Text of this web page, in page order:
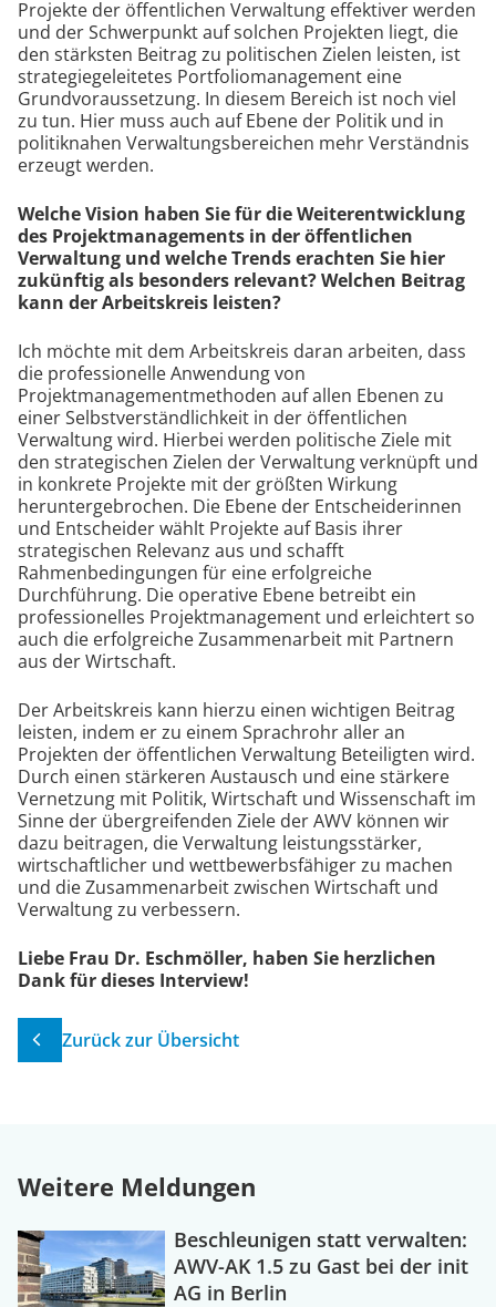
Projekte der öffentlichen Verwaltung effektiver werden
und der Schwerpunkt auf solchen Projekten liegt, die
den stärksten Beitrag zu politischen Zielen leisten, ist
strategiegeleitetes Portfoliomanagement eine
Grundvoraussetzung. In diesem Bereich ist noch viel
zu tun. Hier muss auch auf Ebene der Politik und in
politiknahen Verwaltungsbereichen mehr Verständnis
erzeugt werden.
Welche Vision haben Sie für die Weiterentwicklung
des Projektmanagements in der öffentlichen
Verwaltung und welche Trends erachten Sie hier
zukünftig als besonders relevant? Welchen Beitrag
kann der Arbeitskreis leisten?
Ich möchte mit dem Arbeitskreis daran arbeiten, dass
die professionelle Anwendung von
Projektmanagementmethoden auf allen Ebenen zu
einer Selbstverständlichkeit in der öffentlichen
Verwaltung wird. Hierbei werden politische Ziele mit
den strategischen Zielen der Verwaltung verknüpft und
in konkrete Projekte mit der größten Wirkung
heruntergebrochen. Die Ebene der Entscheiderinnen
und Entscheider wählt Projekte auf Basis ihrer
strategischen Relevanz aus und schafft
Rahmenbedingungen für eine erfolgreiche
Durchführung. Die operative Ebene betreibt ein
professionelles Projektmanagement und erleichtert so
auch die erfolgreiche Zusammenarbeit mit Partnern
aus der Wirtschaft.
Der Arbeitskreis kann hierzu einen wichtigen Beitrag
leisten, indem er zu einem Sprachrohr aller an
Projekten der öffentlichen Verwaltung Beteiligten wird.
Durch einen stärkeren Austausch und eine stärkere
Vernetzung mit Politik, Wirtschaft und Wissenschaft im
Sinne der übergreifenden Ziele der AWV können wir
dazu beitragen, die Verwaltung leistungsstärker,
wirtschaftlicher und wettbewerbsfähiger zu machen
und die Zusammenarbeit zwischen Wirtschaft und
Verwaltung zu verbessern.
Liebe Frau Dr. Eschmöller, haben Sie herzlichen
Dank für dieses Interview!
Zurück zur Übersicht
Weitere Meldungen
Beschleunigen statt verwalten:
AWV-AK 1.5 zu Gast bei der init
AG in Berlin